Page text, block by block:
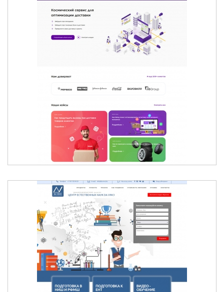
ВНУТРИГОРОДСКОЙ МАРШРУТИЗАЦИИ
ЦЕНТР ЕСТЕСТВЕННЫХ НАУК DA VINCI -